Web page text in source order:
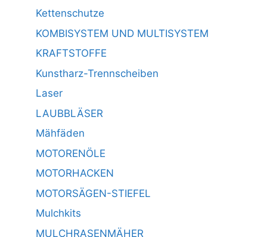
Kettenschutze
KOMBISYSTEM UND MULTISYSTEM
KRAFTSTOFFE
Kunstharz-Trennscheiben
Laser
LAUBBLÄSER
Mähfäden
MOTORENÖLE
MOTORHACKEN
MOTORSÄGEN-STIEFEL
Mulchkits
MULCHRASENMÄHER